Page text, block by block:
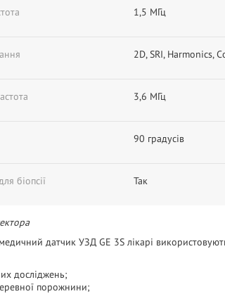
1,5 МГц
2D, SRI, Harmonics,
3,6 МГц
90 градусів
біопсії Так
датчик УЗД GE 3S лікарі
досліджень;
порожнини;